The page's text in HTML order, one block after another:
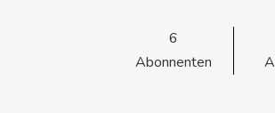
6
Abonnenten